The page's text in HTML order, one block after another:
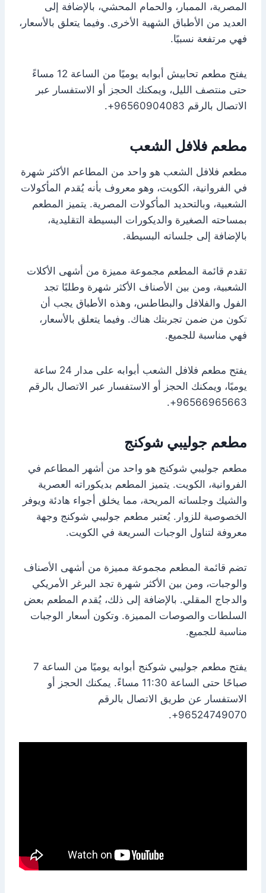
المصرية، الممبار، والحمام المحشي، بالإضافة إلى
العديد من الأطباق الشهية الأخرى. وفيما يتعلق بالأسعار،
فهي مرتفعة نسبيًا.
يفتح مطعم تحابيش أبوابه يوميًا من الساعة 12 مساءً
حتى منتصف الليل، ويمكنك الحجز أو الاستفسار عبر
الاتصال بالرقم 96560904083+.
مطعم فلافل الشعب
مطعم فلافل الشعب هو واحد من المطاعم الأكثر شهرة
في الفروانية، الكويت، وهو معروف بأنه يُقدم المأكولات
الشعبية، وبالتحديد المأكولات المصرية. يتميز المطعم
بمساحته الصغيرة والديكورات البسيطة التقليدية،
بالإضافة إلى جلساته البسيطة.
تقدم قائمة المطعم مجموعة مميزة من أشهى الأكلات
الشعبية، ومن بين الأصناف الأكثر شهرة وطلبًا تجد
الفول والفلافل والبطاطس، وهذه الأطباق يجب أن
تكون من ضمن تجربتك هناك. وفيما يتعلق بالأسعار،
فهي مناسبة للجميع.
يفتح مطعم فلافل الشعب أبوابه على مدار 24 ساعة
يوميًا، ويمكنك الحجز أو الاستفسار عبر الاتصال بالرقم
96566965663+.
مطعم جوليبي شوكنج
مطعم جوليبي شوكنج هو واحد من أشهر المطاعم في
الفروانية، الكويت. يتميز المطعم بديكوراته العصرية
والشيك وجلساته المريحة، مما يخلق أجواء هادئة ويوفر
الخصوصية للزوار. يُعتبر مطعم جوليبي شوكنج وجهة
معروفة لتناول الوجبات السريعة في الكويت.
تضم قائمة المطعم مجموعة مميزة من أشهى الأصناف
والوجبات، ومن بين الأكثر شهرة تجد البرغر الأمريكي
والدجاج المقلي. بالإضافة إلى ذلك، يُقدم المطعم بعض
السلطات والصوصات المميزة. وتكون أسعار الوجبات
مناسبة للجميع.
يفتح مطعم جوليبي شوكنج أبوابه يوميًا من الساعة 7
صباحًا حتى الساعة 11:30 مساءً. يمكنك الحجز أو
الاستفسار عن طريق الاتصال بالرقم
96524749070+.